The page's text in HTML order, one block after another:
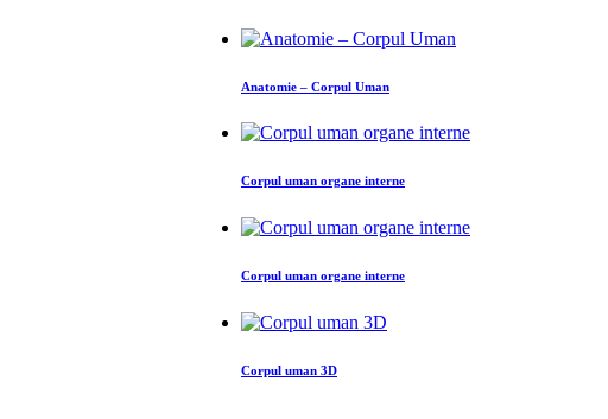
Anatomie – Corpul Uman
Corpul uman organe interne
Corpul uman organe interne
Corpul uman 3D